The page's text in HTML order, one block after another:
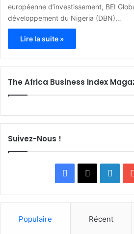
européenne d’investissement, BEI
développement du Nigeria (DBN)…
Lire la suite »
The Africa Business Index
Suivez-Nous !
a
i
Populaire Récent